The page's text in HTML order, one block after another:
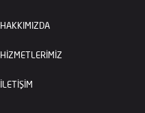
HAKKIMIZDA
HİZMETLERİMİZ
İLETİŞİM